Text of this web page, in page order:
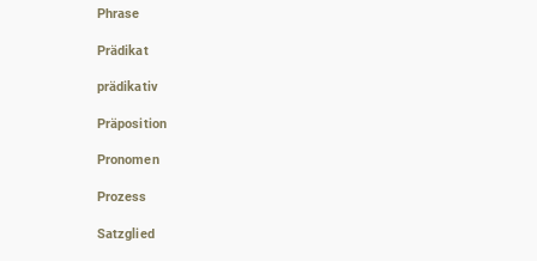
Phrase
Prädikat
prädikativ
Präposition
Pronomen
Prozess
Satzglied